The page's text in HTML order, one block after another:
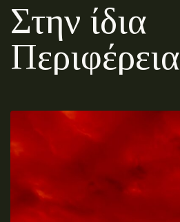
Στην ίδια
Περιφέρεια